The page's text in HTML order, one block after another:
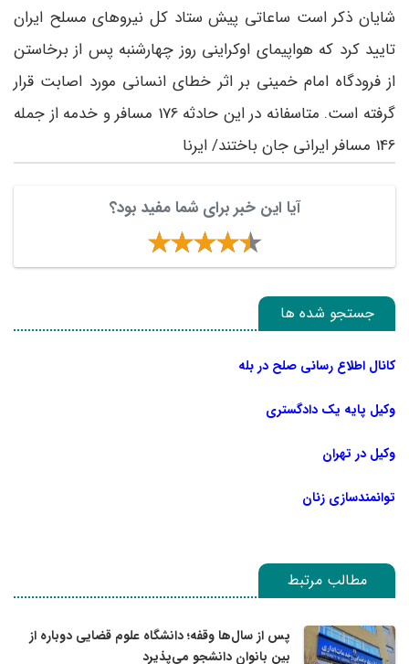
شایان ذکر است ساعاتی پیش ستاد کل نیروهای مسلح ایران
تایید کرد که هواپیمای اوکراینی روز چهارشنبه پس از برخاستن
از فرودگاه امام خمینی بر اثر خطای انسانی مورد اصابت قرار
گرفته است. متاسفانه در این حادثه 176 مسافر و خدمه از جمله
146 مسافر ایرانی جان باختند/ ایرنا
آیا این خبر برای شما مفید بود؟
جستجو شده ها
کانال اطلاع رسانی صلح در بله
وکیل پایه یک دادگستری
وکیل در تهران
توانمندسازی زنان
مطالب مرتبط
پس از سال‌ها وقفه؛ دانشگاه علوم قضایی دوباره از
بین بانوان دانشجو می‌پذیرد